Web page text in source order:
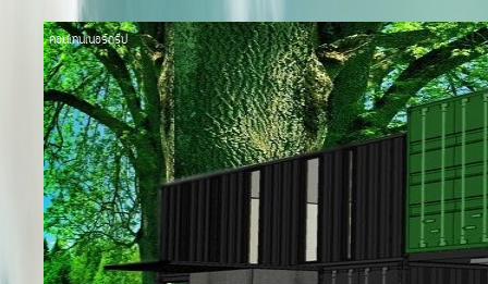
คอนเทนเนอร์กรุ๊ป